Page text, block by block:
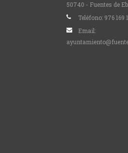
50740 - Fuentes de
Teléfono: 976 169
Email: